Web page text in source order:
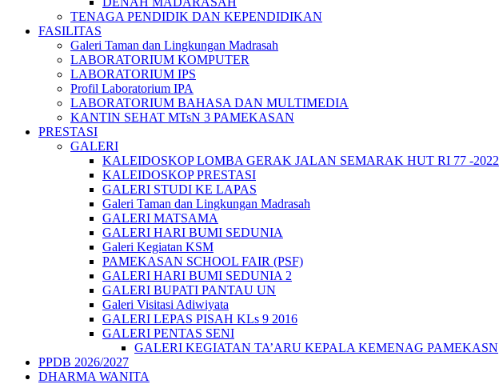
TENAGA PENDIDIK DAN KEPENDIDIKAN
FASILITAS
Galeri Taman dan Lingkungan Madrasah
LABORATORIUM KOMPUTER
LABORATORIUM IPS
Profil Laboratorium IPA
LABORATORIUM BAHASA DAN MULTIMEDIA
KANTIN SEHAT MTsN 3 PAMEKASAN
PRESTASI
GALERI
KALEIDOSKOP LOMBA GERAK JALAN SEMARAK HUT RI 77 -2022
KALEIDOSKOP PRESTASI
GALERI STUDI KE LAPAS
Galeri Taman dan Lingkungan Madrasah
GALERI MATSAMA
GALERI HARI BUMI SEDUNIA
Galeri Kegiatan KSM
PAMEKASAN SCHOOL FAIR (PSF)
GALERI HARI BUMI SEDUNIA 2
GALERI BUPATI PANTAU UN
Galeri Visitasi Adiwiyata
GALERI LEPAS PISAH KLs 9 2016
GALERI PENTAS SENI
GALERI KEGIATAN TA’ARU KEPALA KEMENAG PAMEKASN
PPDB 2026/2027
DHARMA WANITA